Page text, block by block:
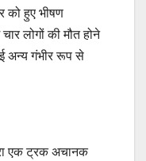
को हुए भीषण
लोगों की मौत होने
अन्य गंभीर रूप से
एक ट्रक अचानक